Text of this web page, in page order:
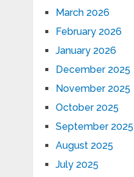
March 2026
February 2026
January 2026
December 2025
November 2025
October 2025
September 2025
August 2025
July 2025